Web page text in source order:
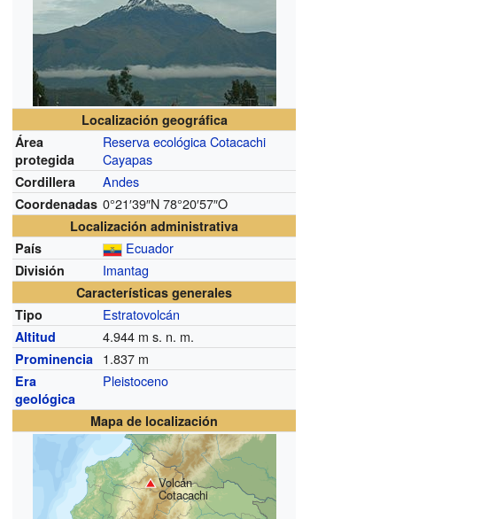
Localización geográfica
Área
protegida
Reserva ecológica Cotacachi
Cayapas
Cordillera Andes
Coordenadas 0°21′39″N 78°20′57″O
Localización administrativa
País
Ecuador
División Imantag
Características generales
Tipo
Estratovolcán
Altitud 4.944 m s. n. m.
Prominencia 1.837 m
Era
geológica
Pleistoceno
Mapa de localización
Volcán
Cotacachi